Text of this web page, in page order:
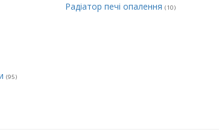
(95)
Радіатор печі опалення (10)